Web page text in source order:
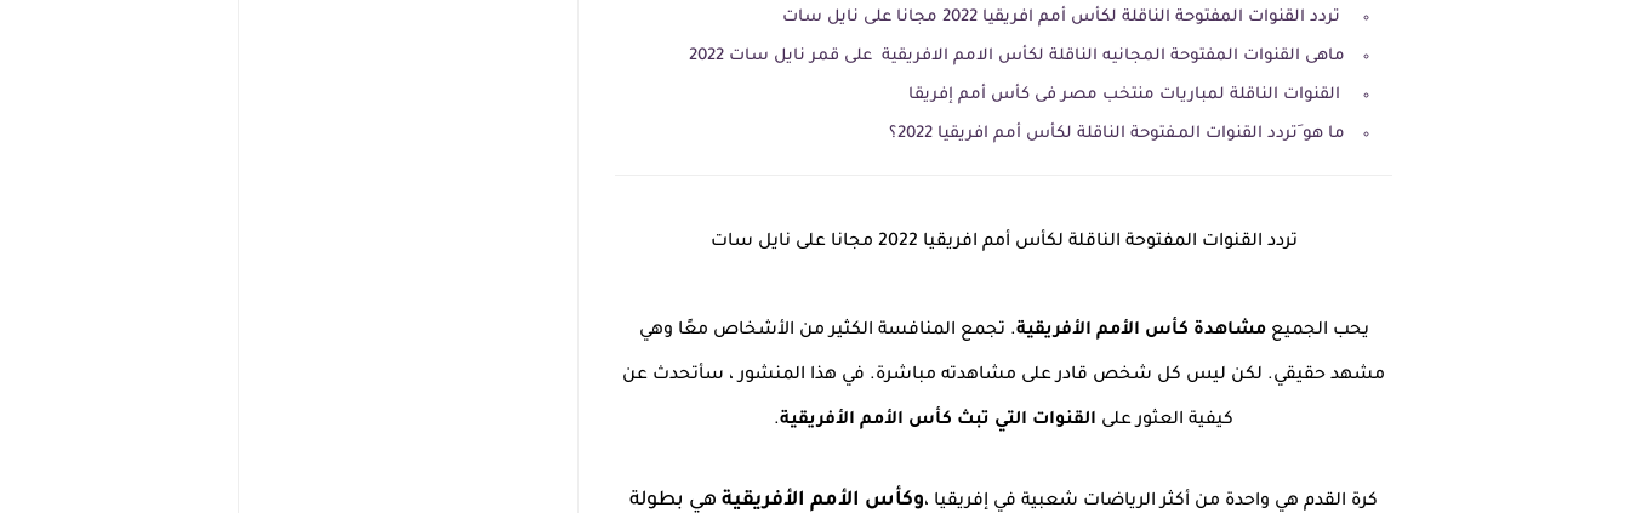
تردد القنوات المفتوحة الناقلة لكأس أمم افريقيا 2022 مجانا على نايل سات
ماهى القنوات المفتوحة المجانيه الناقلة لكأس الامم الافريقية على قمر نايل سات 2022
القنوات الناقلة لمباريات منتخب مصر فى كأس أمم إفريقا
ما هو َتردد القنوات المـفتوحة الناقلة لكأس أمم افريقيا 2022؟
تردد القنوات المفتوحة الناقلة لكأس أمم افريقيا 2022 مجانا على نايل سات
يحب الجميعمشاهدة كأس الأمم الأفريقية. تجمع المنافسة الكثير من الأشخاص معًا وهي
مشهد حقيقي. لكن ليس كل شخص قادر على مشاهدته مباشرة. في هذا المنشور ، سأتحدث عن
كيفية العثور على القنوات التي تبث كأس الأمم الأفريقية.
كرة القدم هي واحدة من أكثر الرياضات شعبية في إفريقيا ،وكأس الأمم الأفريقية هي بطولة